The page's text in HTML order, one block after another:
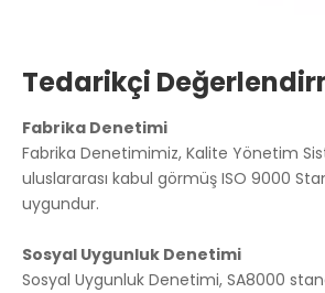
Tedarikçi
Fabrika Denetimi
Fabrika Denetimimiz, Kalite Yönetim
uluslararası kabul görmüş ISO 9000
uygundur.
Sosyal Uygunluk Denetimi
Sosyal Uygunluk Denetimi, SA8000